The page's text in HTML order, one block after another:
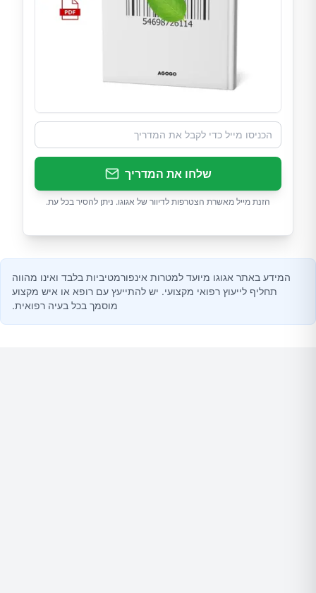
שלחו את המדריך
הזנת מייל מאשרת הצטרפות לדיוור של אגוגו. ניתן להסיר בכל עת.
המידע באתר אגוגו מיועד למטרות אינפורמטיביות בלבד ואינו מהווה
תחליף לייעוץ רפואי מקצועי. יש להתייעץ עם רופא או איש מקצוע
מוסמך בכל בעיה רפואית.